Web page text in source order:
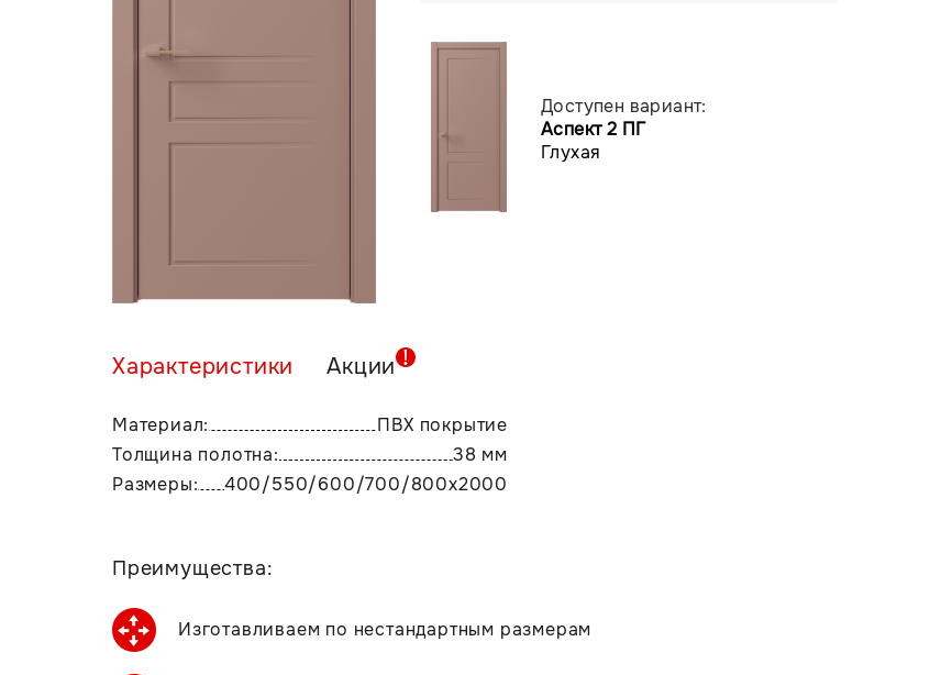
Доступен вариант:
Аспект 2 ПГ
Глухая
Характеристики Акции
Материал:
ПВХ покрытие
Толщина полотна:
38 мм
Размеры:
400/550/600/700/800х2000
Преимущества:
Изготавливаем по нестандартным размерам